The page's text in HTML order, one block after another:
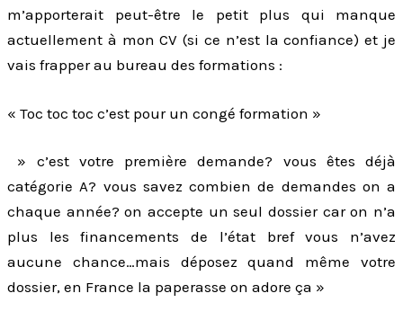
m’apporterait peut-être le petit plus qui manque
actuellement à mon CV (si ce n’est la confiance) et je
vais frapper au bureau des formations :
« Toc toc toc c’est pour un congé formation »
» c’est votre première demande? vous êtes déjà
catégorie A? vous savez combien de demandes on a
chaque année? on accepte un seul dossier car on n’a
plus les financements de l’état bref vous n’avez
aucune chance…mais déposez quand même votre
dossier, en France la paperasse on adore ça »